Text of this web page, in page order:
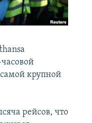
крупной
рейсов, что